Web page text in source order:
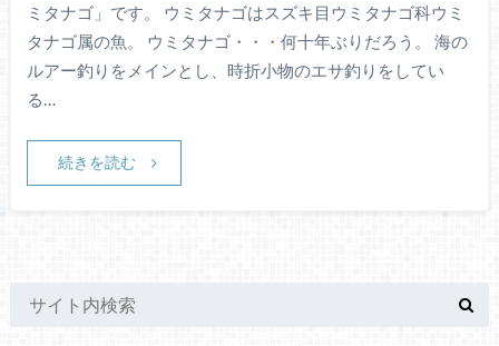
ミタナゴ」です。 ウミタナゴはスズキ目ウミタナゴ科ウミ
タナゴ属の魚。 ウミタナゴ・・・何十年ぶりだろう。 海の
ルアー釣りをメインとし、時折小物のエサ釣りをしてい
る…
続きを読む